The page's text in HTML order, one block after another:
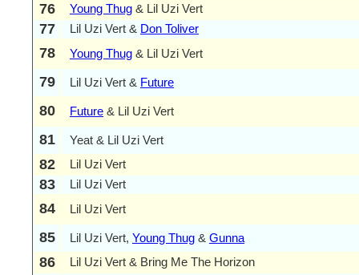
76 Young Thug & Lil Uzi Vert
77 Lil Uzi Vert & Don Toliver
78 Young Thug & Lil Uzi Vert
79 Lil Uzi Vert & Future
80 Future & Lil Uzi Vert
81 Yeat & Lil Uzi Vert
82 Lil Uzi Vert
83 Lil Uzi Vert
84 Lil Uzi Vert
85 Lil Uzi Vert, Young Thug & Gunna
86 Lil Uzi Vert & Bring Me The Horizon